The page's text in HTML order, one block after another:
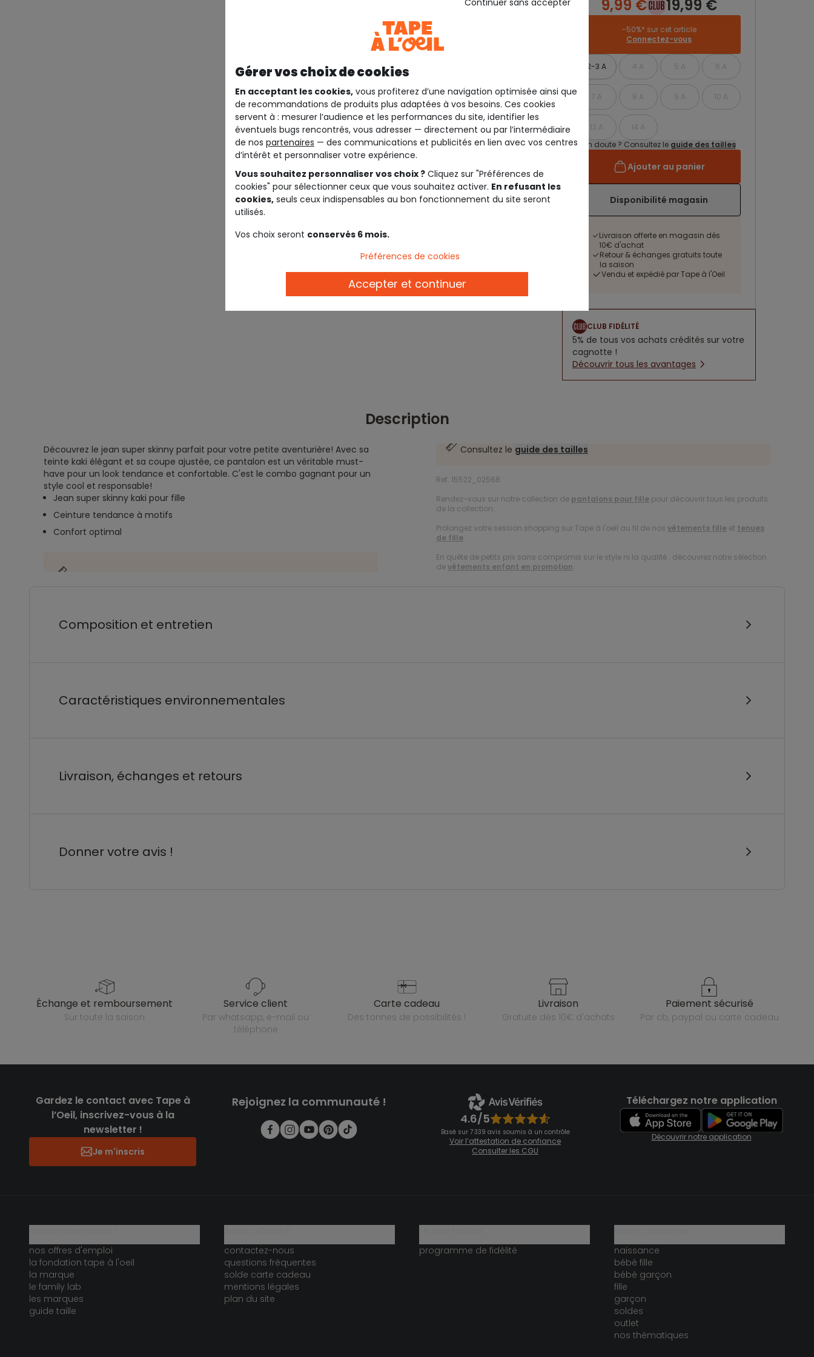
9,99 € 19,99 €
-50%* sur cet article
Connectez-vous
2-3 A 4 A 5 A 6 A
7 A 8 A 9 A 10 A
12 A
14 A
Un doute ? Consultez le guide des tailles
Ajouter au panier
Disponibilité magasin
Livraison offerte en magasin dès
10€ d'achat
Retour & échanges gratuits toute
la saison
Vendu et expédié par Tape à l'Oeil
CLUB FIDÉLITÉ
5% de tous vos achats crédités sur votre
cagnotte !
Découvrir tous les avantages
Description
Découvrez le jean super skinny parfait pour votre petite aventurière! Avec sa
teinte kaki élégant et sa coupe ajustée, ce pantalon est un véritable must-
have pour un look tendance et confortable. C'est le combo gagnant pour un
style cool et responsable!
Jean super skinny kaki pour fille
Ceinture tendance à motifs
Confort optimal
Consultez le guide des tailles
Ref. 15522_02568
Rendez-vous sur notre collection de pantalons pour fille pour découvrir tous les produits
de la collection.
Prolongez votre session shopping sur Tape à l'oeil au fil de nos vêtements fille et tenues
de fille.
En quête de petits prix sans compromis sur le style ni la qualité : découvrez notre sélection
devêtements enfant en promotion.
Composition et entretien
Caractéristiques environnementales
Livraison, échanges et retours
Donner votre avis !
échange et remboursement
sur toute la saison
service client
par whatsapp, e-mail ou
téléphone
carte cadeau
des tonnes de possibilités !
livraison
gratuite dès 10€ d'achats
paiement sécurisé
par cb, paypal ou carte cadeau
Gardez le contact avec Tape à
l’Oeil, inscrivez-vous à la
newsletter !
Je m'inscris
Rejoignez la communauté !
4.6/5
Basé sur 7 339 avis soumis à un contrôle
Voir l’attestation de confiance
Consulter les CGU
Téléchargez notre application
Découvrir notre application
nos offres d'emploi
la fondation tape à l'oeil
la marque
le family lab
les marques
guide taille
contactez-nous
questions fréquentes
solde carte cadeau
mentions légales
plan du site
programme de fidélité
naissance
bébé fille
bébé garçon
fille
garçon
soldes
outlet
nos thématiques
Gérer vos choix de cookies
En acceptant les cookies, vous profiterez d’une navigation optimisée ainsi que
de recommandations de produits plus adaptées à vos besoins. Ces cookies
servent à : mesurer l’audience et les performances du site, identifier les
éventuels bugs rencontrés, vous adresser — directement ou par l’intermédiaire
de nos partenaires — des communications et publicités en lien avec vos centres
d’intérêt et personnaliser votre expérience.
Vous souhaitez personnaliser vos choix ? Cliquez sur "Préférences de
cookies" pour sélectionner ceux que vous souhaitez activer. En refusant les
cookies, seuls ceux indispensables au bon fonctionnement du site seront
utilisés.
Vos choix seront conservés 6 mois.
Préférences de cookies
Accepter et continuer